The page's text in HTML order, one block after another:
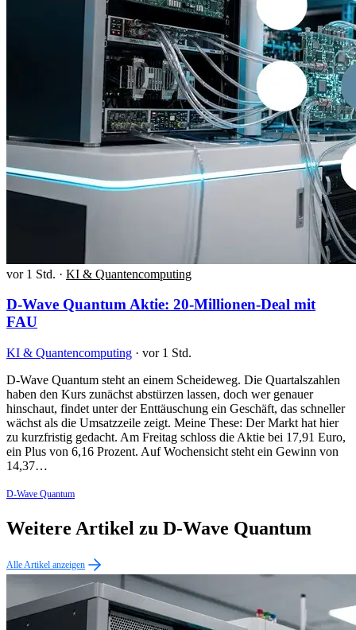
vor 1 Std. · KI & Quantencomputing
D-Wave Quantum Aktie: 20-Millionen-Deal mit
FAU
KI & Quantencomputing · vor 1 Std.
D-Wave Quantum steht an einem Scheideweg. Die Quartalszahlen
haben den Kurs zunächst abstürzen lassen, doch wer genauer
hinschaut, findet unter der Enttäuschung ein Geschäft, das schneller
wächst als die Umsatzzeile zeigt. Meine These: Der Markt hat hier
zu kurzfristig gedacht. Am Freitag schloss die Aktie bei 17,91 Euro,
ein Plus von 6,16 Prozent. Auf Wochensicht steht ein Gewinn von
14,37…
D-Wave Quantum
Weitere Artikel zu D-Wave Quantum
Alle Artikel anzeigen